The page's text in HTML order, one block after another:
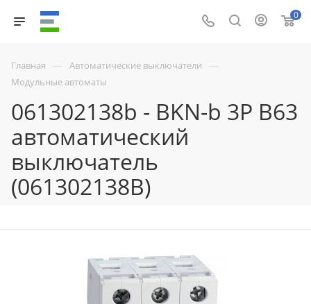
0
Главная — Автоматические выключатели —
Модульные автоматы
061302138b - BKN-b 3P B63
автоматический
выключатель
(061302138B)